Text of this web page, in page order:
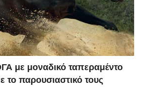
με μοναδικό ταπεραμέντο
το παρουσιαστικό τους